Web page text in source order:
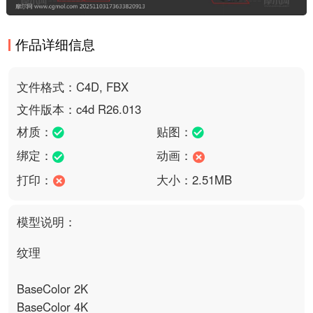
作品详细信息
文件格式：C4D, FBX
文件版本：c4d R26.013
材质：
贴图：
绑定：
动画：
打印：
大小：2.51MB
模型说明：
纹理
BaseColor 2K
BaseColor 4K